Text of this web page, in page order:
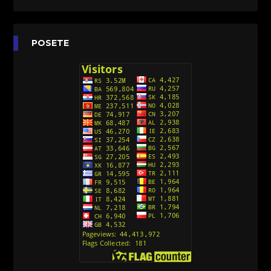
Anatane: Saving the Children of Okura
Avanture Kida Opasnost (Sinhronizovano na
Action Man (Sinhronizovano na Hrvatski)
Action Man (2000) Sinhronizovano na Hrvatski
Andjeoski Prijatelji (Sinhronizovano na Srpski)
Ajkuca (Sharkdog) Sinhronizovano na Srpski
Alvin i veverice (Alvinnn!!! And the Chipmunks)
Sinhronizovano na Srpski
POSETE